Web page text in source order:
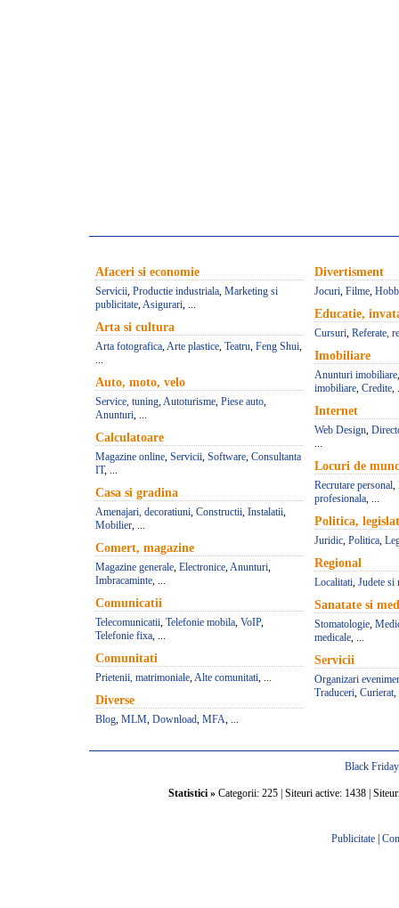
Afaceri si economie
Servicii, Productie industriala, Marketing si
publicitate,Asigurari, ...
Arta si cultura
Arta fotografica,Arte plastice, Teatru, Feng Shui,
...
Auto, moto, velo
Service, tuning,Autoturisme, Piese auto,
Anunturi, ...
Calculatoare
Magazine online, Servicii, Software, Consultanta
IT, ...
Casa si gradina
Amenajari, decoratiuni, Constructii, Instalatii,
Mobilier, ...
Comert, magazine
Magazine generale, Electronice,Anunturi,
Imbracaminte, ...
Comunicatii
Telecomunicatii, Telefonie mobila, VoIP,
Telefonie fixa, ...
Comunitati
Prietenii, matrimoniale,Alte comunitati, ...
Diverse
Blog, MLM, Download, MFA, ...
Divertisment
Jocuri, Filme,
Educatie,
Cursuri, Referate,
Imobiliare
Anunturi imobiliare
imobiliare, Credite,
Internet
Web Design,
...
Locuri de
Recrutare personal,
profesionala, ...
Politica,
Juridic, Politica,
Regional
Localitati, Judete si
Sanatate si
Stomatologie,
medicale, ...
Servicii
Organizari
Traduceri, Curierat,
Black
Statistici »Categorii: 225 | Siteuri active: 1438 |
Publicitate|